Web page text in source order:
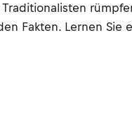
Fakten. Lernen